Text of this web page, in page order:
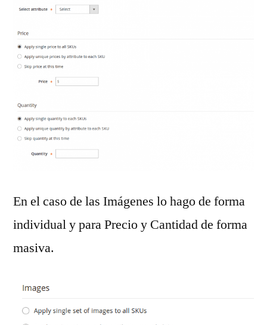
En el caso de las Imágenes lo hago de forma
individual y para Precio y Cantidad de forma
masiva.